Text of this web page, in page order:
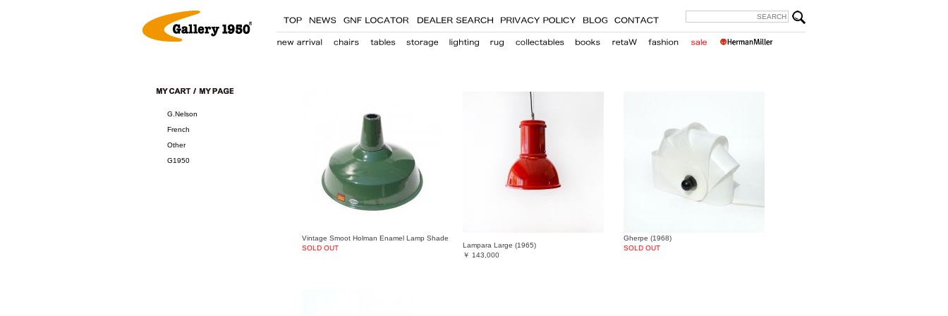
G.Nelson
French
Other
G1950
Vintage Smoot Holman Enamel Lamp Shade
SOLD OUT
Lampara Large (1965)
￥ 143,000
Gherpe (1968)
SOLD OUT